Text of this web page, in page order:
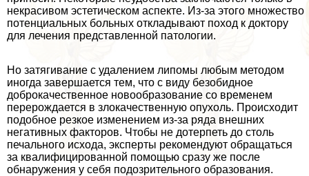
некрасивом эстетическом аспекте. Из-за этого множество
потенциальных больных откладывают поход к доктору
для лечения представленной патологии.
Но затягивание с удалением липомы любым методом
иногда завершается тем, что с виду безобидное
доброкачественное новообразование со временем
перерождается в злокачественную опухоль. Происходит
подобное резкое изменением из-за ряда внешних
негативных факторов. Чтобы не дотерпеть до столь
печального исхода, эксперты рекомендуют обращаться
за квалифицированной помощью сразу же после
обнаружения у себя подозрительного образования.